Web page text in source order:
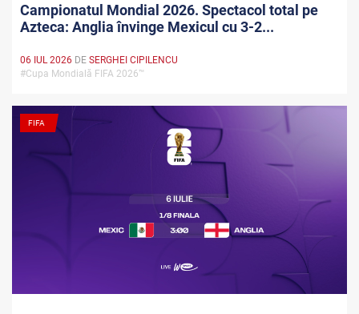
Campionatul Mondial 2026. Spectacol total pe
Azteca: Anglia învinge Mexicul cu 3-2...
06 IUL 2026 DE SERGHEI CIPILENCU
#Cupa Mondială FIFA 2026™
FIFA